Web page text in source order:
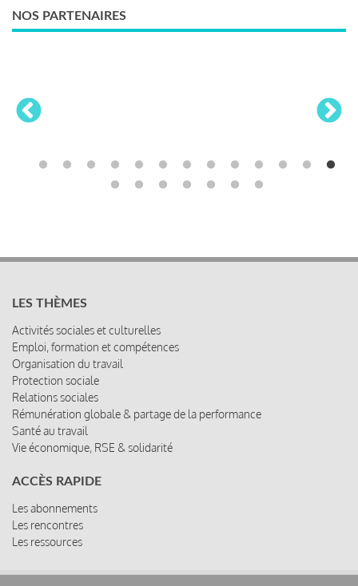
NOS PARTENAIRES
LES THÈMES
Activités sociales et culturelles
Emploi, formation et compétences
Organisation du travail
Protection sociale
Relations sociales
Rémunération globale & partage de la performance
Santé au travail
Vie économique, RSE & solidarité
ACCÈS RAPIDE
Les abonnements
Les rencontres
Les ressources